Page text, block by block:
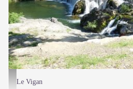
L'Arre - N Thomas
Le Vigan